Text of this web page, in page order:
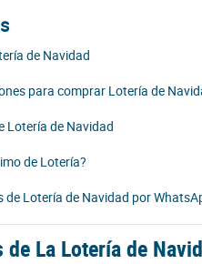
de Navidad
para comprar Lotería de
Lotería de Navidad
de Lotería?
Lotería de Navidad por
La Lotería de